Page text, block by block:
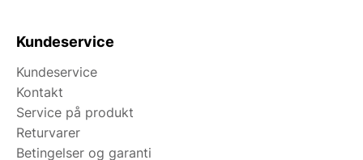
Kundeservice
Kundeservice
Kontakt
Service på produkt
Returvarer
Betingelser og garanti